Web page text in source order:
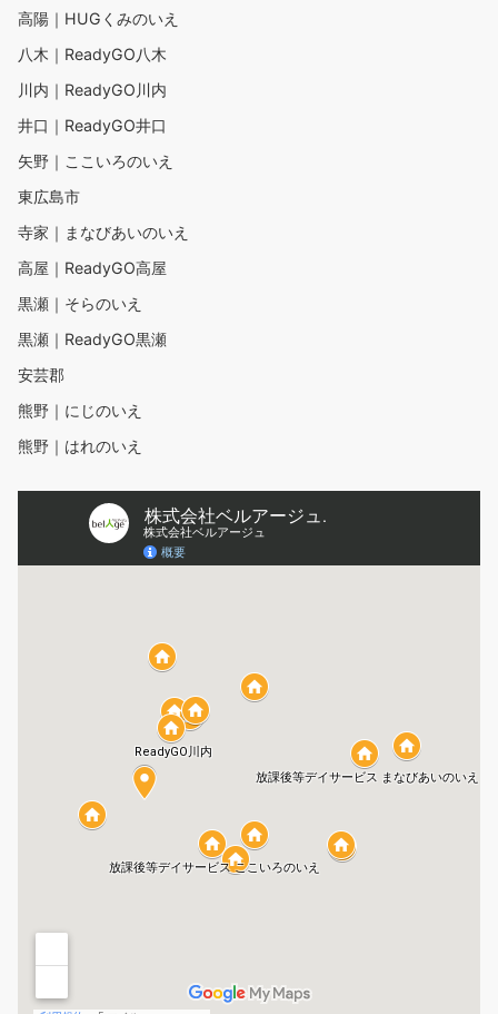
高陽｜HUGくみのいえ
八木｜ReadyGO八木
川内｜ReadyGO川内
井口｜ReadyGO井口
矢野｜ここいろのいえ
東広島市
寺家｜まなびあいのいえ
高屋｜ReadyGO高屋
黒瀬｜そらのいえ
黒瀬｜ReadyGO黒瀬
安芸郡
熊野｜にじのいえ
熊野｜はれのいえ